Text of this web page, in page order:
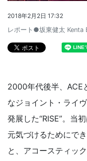
2018年2月2日 17:32
レポート●坂東健太
2000年代後半、ACE
なジョイント・ライ
発展した“RISE”。当
元気づけるためにで
と、アコースティッ